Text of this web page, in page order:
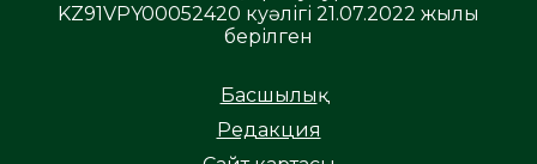
KZ91VPY00052420 куәлігі 21.07.2022 жылы
берілген
Басшылық
Редакция